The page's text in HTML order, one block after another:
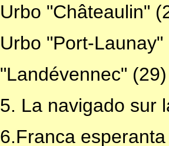
Urbo "Châteaulin"
Urbo "Port-Launay"
"Landévennec" (29)
5. La navigado sur
6.Franca